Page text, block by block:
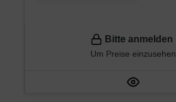
Bitte anmelden
Um Preise einzusehen